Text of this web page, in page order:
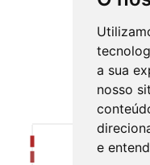
a sua
nosso
e